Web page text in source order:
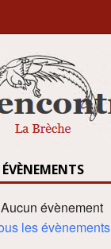
ÉVÈNEMENTS
Aucun évènement
les évènements